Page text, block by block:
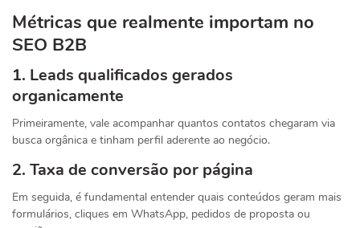
Métricas que realmente importam no
SEO B2B
1. Leads qualificados gerados
organicamente
Primeiramente, vale acompanhar quantos contatos chegaram via
busca orgânica e tinham perfil aderente ao negócio.
2. Taxa de conversão por página
Em seguida, é fundamental entender quais conteúdos geram mais
formulários, cliques em WhatsApp, pedidos de proposta ou